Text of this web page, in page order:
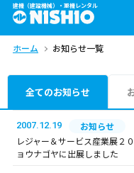
建機（建設機械）・重機レンタル
商品一覧
問合せ依頼リスト
中部
ホーム お知らせ一覧
全てのお知らせ
2007.12.19
お知らせ
レジャー＆サービス産業展２
ョウナゴヤに出展しました